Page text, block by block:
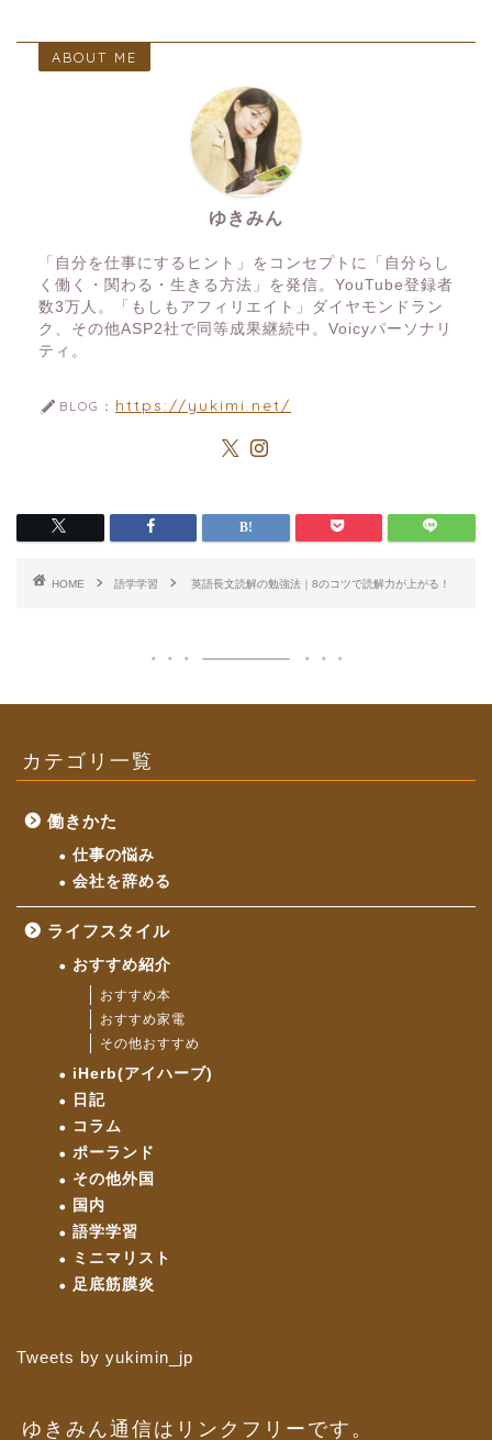
ABOUT ME
ゆきみん
「自分を仕事にするヒント」をコンセプトに「自分らし
く働く・関わる・生きる方法」を発信。YouTube登録者
数3万人。「もしもアフィリエイト」ダイヤモンドラン
ク、その他ASP2社で同等成果継続中。Voicyパーソナリ
ティ。
BLOG： https://yukimi.net/
HOME 語学学習 英語長文読解の勉強法｜8のコツで読解力が上がる！
カテゴリ一覧
働きかた
仕事の悩み
会社を辞める
ライフスタイル
おすすめ紹介
おすすめ本
おすすめ家電
その他おすすめ
iHerb(アイハーブ)
日記
コラム
ポーランド
その他外国
国内
語学学習
ミニマリスト
足底筋膜炎
Tweets by yukimin_jp
ゆきみん通信はリンクフリーです。